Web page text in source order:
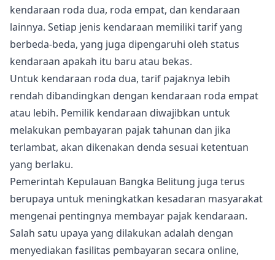
kendaraan roda dua, roda empat, dan kendaraan
lainnya. Setiap jenis kendaraan memiliki tarif yang
berbeda-beda, yang juga dipengaruhi oleh status
kendaraan apakah itu baru atau bekas.
Untuk kendaraan roda dua, tarif pajaknya lebih
rendah dibandingkan dengan kendaraan roda empat
atau lebih. Pemilik kendaraan diwajibkan untuk
melakukan pembayaran pajak tahunan dan jika
terlambat, akan dikenakan denda sesuai ketentuan
yang berlaku.
Pemerintah Kepulauan Bangka Belitung juga terus
berupaya untuk meningkatkan kesadaran masyarakat
mengenai pentingnya membayar pajak kendaraan.
Salah satu upaya yang dilakukan adalah dengan
menyediakan fasilitas pembayaran secara online,